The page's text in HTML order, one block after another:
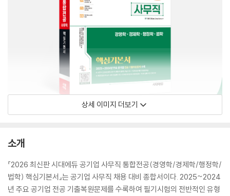
상세 이미지 더보기
소개
『2026 최신판 시대에듀 공기업 사무직 통합전공(경영학/경제학/행정학/
법학) 핵심기본서』는 공기업 사무직 채용 대비 종합서이다. 2025~2024
년 주요 공기업 전공 기출복원문제를 수록하여 필기시험의 전반적인 유형